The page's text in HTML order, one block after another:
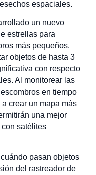
espaciales.
un nuevo
estrellas para
más pequeños.
objetos de hasta 3
con respecto
Al monitorear las
en tiempo
crear un mapa más
una mejor
satélites
pasan objetos
del rastreador de